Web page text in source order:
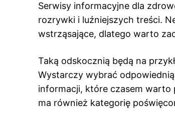
Serwisy informacyjne dla
rozrywki i luźniejszych treści.
wstrząsające, dlatego warto
Taką odskocznią będą na
Wystarczy wybrać
informacji, które czasem
ma również kategorię